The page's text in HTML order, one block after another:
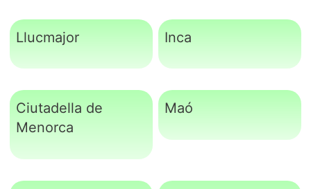
Llucmajor Inca
Ciutadella de
Menorca
Maó